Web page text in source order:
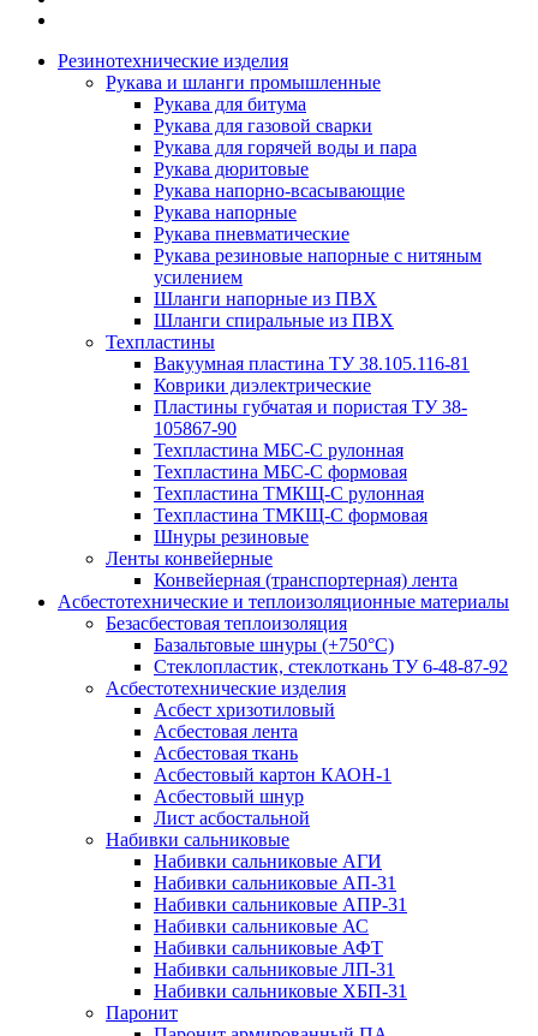
Резинотехнические изделия
Рукава и шланги промышленные
Рукава для битума
Рукава для газовой сварки
Рукава для горячей воды и пара
Рукава дюритовые
Рукава напорно-всасывающие
Рукава напорные
Рукава пневматические
Рукава резиновые напорные с нитяным
усилением
Шланги напорные из ПВХ
Шланги спиральные из ПВХ
Техпластины
Вакуумная пластина ТУ 38.105.116-81
Коврики диэлектрические
Пластины губчатая и пористая ТУ 38-
105867-90
Техпластина МБС-С рулонная
Техпластина МБС-С формовая
Техпластина ТМКЩ-С рулонная
Техпластина ТМКЩ-С формовая
Шнуры резиновые
Ленты конвейерные
Конвейерная (транспортерная) лента
Асбестотехнические и теплоизоляционные материалы
Безасбестовая теплоизоляция
Базальтовые шнуры (+750°С)
Стеклопластик, стеклоткань ТУ 6-48-87-92
Асбестотехнические изделия
Асбест хризотиловый
Асбестовая лента
Асбестовая ткань
Асбестовый картон КАОН-1
Асбестовый шнур
Лист асбостальной
Набивки сальниковые
Набивки сальниковые АГИ
Набивки сальниковые АП-31
Набивки сальниковые АПР-31
Набивки сальниковые АС
Набивки сальниковые АФТ
Набивки сальниковые ЛП-31
Набивки сальниковые ХБП-31
Паронит